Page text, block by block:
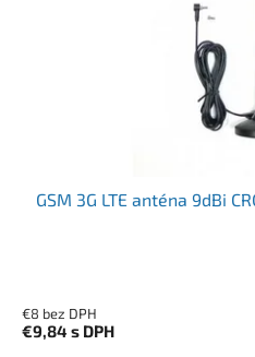
GSM 3G LTE anténa 9dBi
€8 bez DPH
€9,84 s DPH